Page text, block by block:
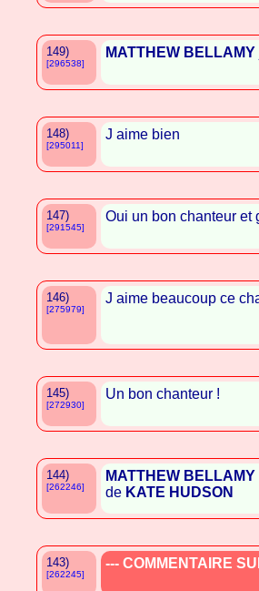
149)
[296538]
MATTHEW BELLAMY
148)
[295011]
J aime bien
147)
[291545]
Oui un bon chanteur et
146)
[275979]
J aime beaucoup ce
145)
[272930]
Un bon chanteur !
144)
[262246]
MATTHEW BELLAMY
de KATE HUDSON
143)
[262245]
--- COMMENTAIRE